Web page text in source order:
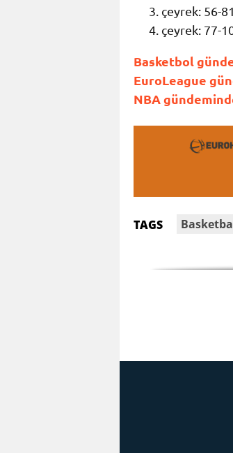
çeyrek: 56-81
çeyrek: 77-
Basketbol
EuroLeague
NBA
TAGS